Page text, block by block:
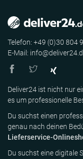
Telefon: +49 (0)30 804
E-Mail:
Deliver24 ist nicht nur
es um professionelle
Du suchst einen
genau nach deinen
Lieferservice-
Du suchst eine digitale